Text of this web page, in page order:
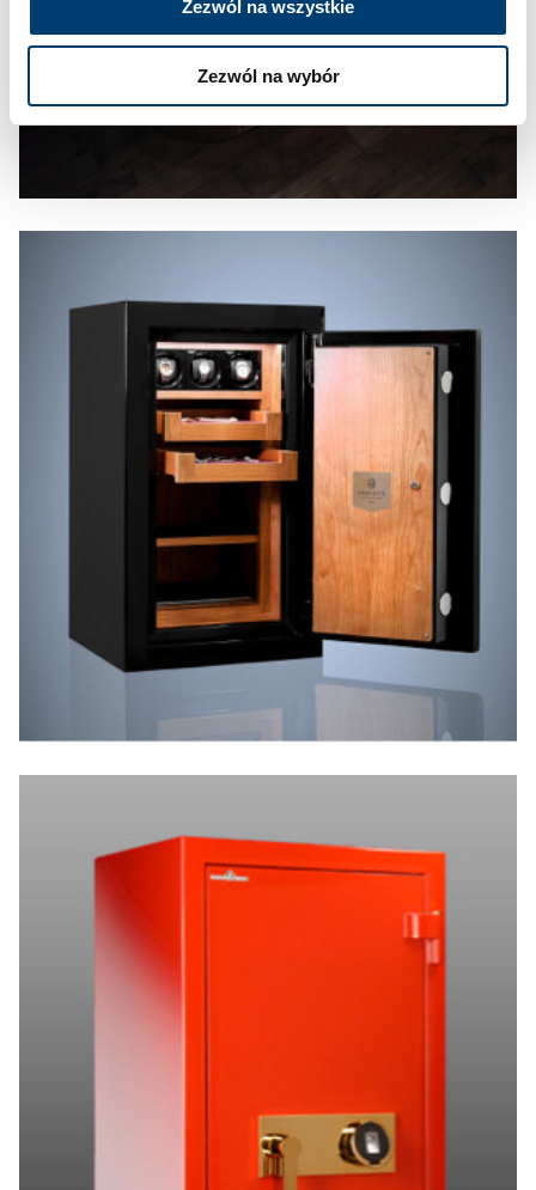
Zezwól na wszystkie
Zezwól na wybór